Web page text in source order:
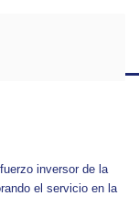
inversor de la
el servicio en la